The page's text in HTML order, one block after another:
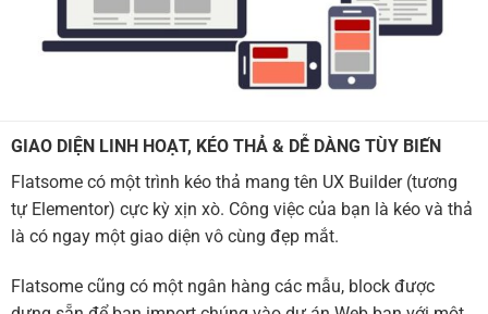
GIAO DIỆN LINH HOẠT, KÉO THẢ & DỄ DÀNG TÙY BIẾN
Flatsome có một trình kéo thả mang tên UX Builder (tương
tự Elementor) cực kỳ xịn xò. Công việc của bạn là kéo và thả
là có ngay một giao diện vô cùng đẹp mắt.
Flatsome cũng có một ngân hàng các mẫu, block được